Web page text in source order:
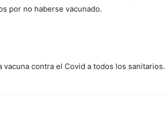
por no haberse vacunado.
contra el Covid a todos los sanitarios.